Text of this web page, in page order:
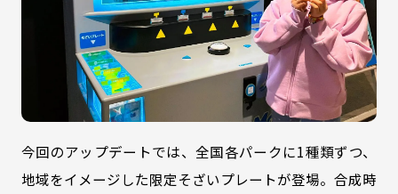
今回のアップデートでは、全国各パークに1種類ずつ、
地域をイメージした限定そざいプレートが登場。合成時